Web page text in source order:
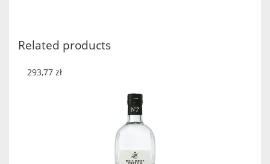
quantity
Related products
293,77 zł